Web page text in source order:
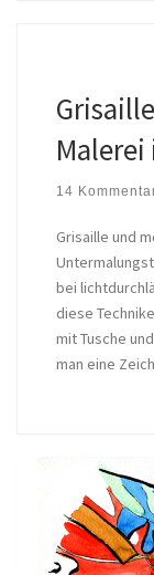
14
Grisaille und
bei
diese
mit Tusche
man eine